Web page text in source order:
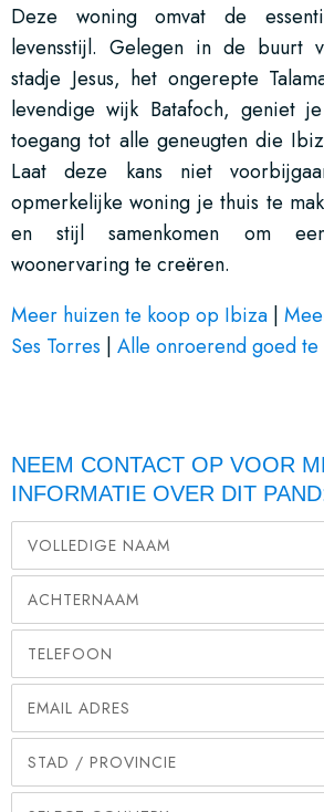
Deze woning omvat de
levensstijl. Gelegen in de buurt
stadje Jesus, het ongerepte
levendige wijk Batafoch, geniet
toegang tot alle geneugten die
Laat deze kans niet
opmerkelijke woning je thuis te
en stijl samenkomen om een
woonervaring te creëren.
Meer huizen te koop op Ibiza |
Ses Torres | Alle onroerend goed
NEEM CONTACT OP VOOR
INFORMATIE OVER DIT